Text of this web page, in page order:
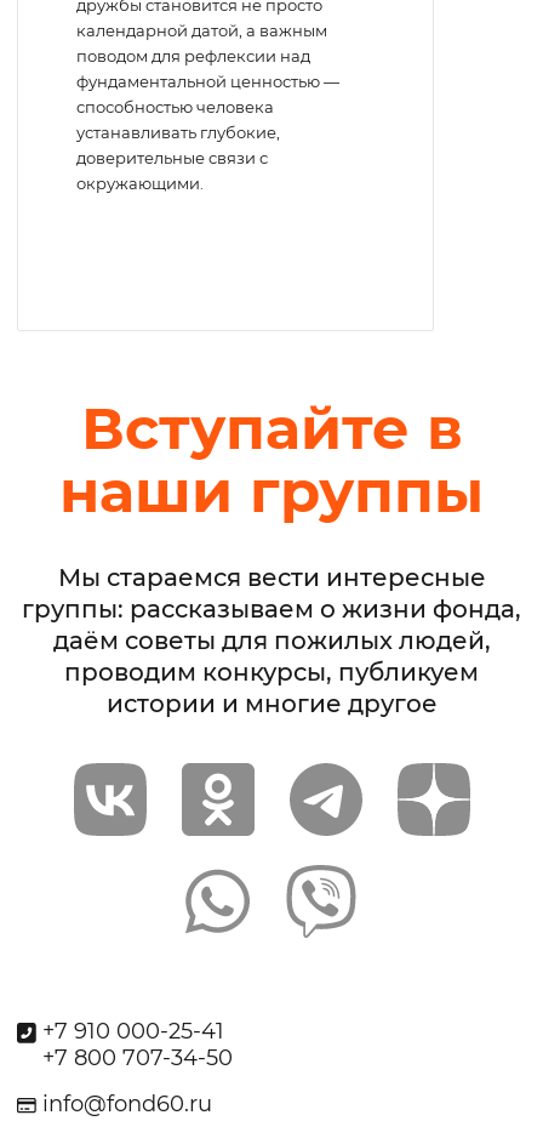
дружбы становится не просто
календарной датой, а важным
поводом для рефлексии над
фундаментальной ценностью —
способностью человека
устанавливать глубокие,
доверительные связи с
окружающими.
Вступайте в
наши группы
Мы стараемся вести интересные
группы: рассказываем о жизни фонда,
даём советы для пожилых людей,
проводим конкурсы, публикуем
истории и многие другое
+7 910 000-25-41
+7 800 707-34-50
info@fond60.ru